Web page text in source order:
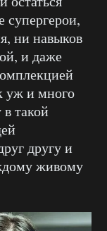
ни навыков
и даже
уж и много
такой
другу и
живому